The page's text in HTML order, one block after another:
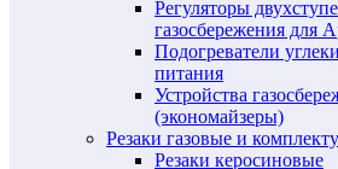
Регуляторы
газосбережения для
Подогреватели
питания
Устройства
(экономайзеры)
Резаки газовые и
Резаки керосиновые